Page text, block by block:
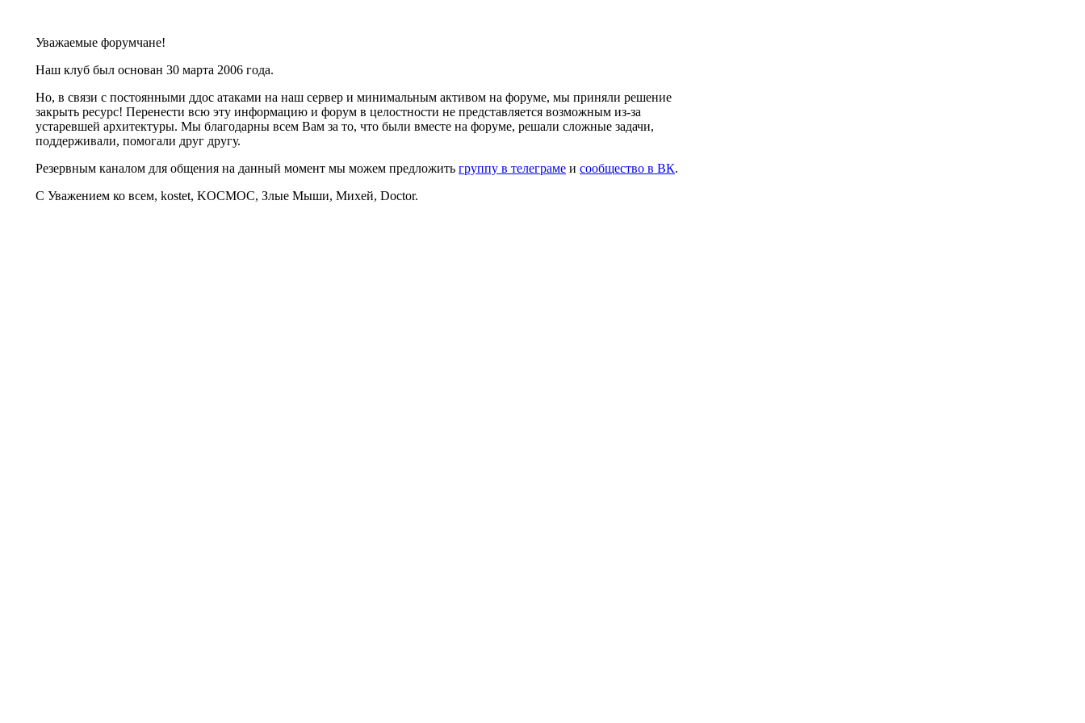
Уважаемые форумчане!
Наш клуб был основан 30 марта 2006 года.
Но, в связи с постоянными ддос атаками на наш сервер и минимальным активом на форуме, мы приняли решение
закрыть ресурс! Перенести всю эту информацию и форум в целостности не представляется возможным из-за
устаревшей архитектуры. Мы благодарны всем Вам за то, что были вместе на форуме, решали сложные задачи,
поддерживали, помогали друг другу.
Резервным каналом для общения на данный момент мы можем предложить группу в телеграме и сообщество в ВК.
С Уважением ко всем, kostet, KOCMOC, Злые Мыши, Михей, Doctor.